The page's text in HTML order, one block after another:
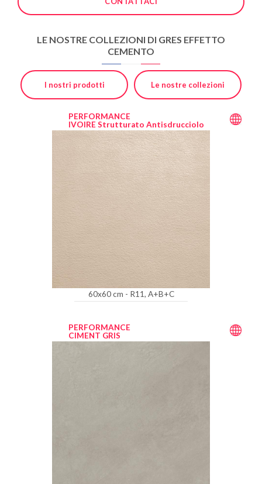
LE NOSTRE COLLEZIONI DI GRES EFFETTO
CEMENTO
I nostri prodotti Le nostre collezioni
PERFORMANCE
IVOIRE Strutturato Antisdrucciolo
60x60 cm - R11, A+B+C
PERFORMANCE
CIMENT GRIS